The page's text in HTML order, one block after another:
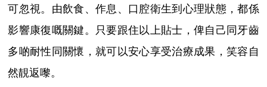
可忽視。由飲食、作息、口腔衛生到心理狀態，都係
影響康復嘅關鍵。只要跟住以上貼士，俾自己同牙齒
多啲耐性同關懷，就可以安心享受治療成果，笑容自
然靚返嚟。